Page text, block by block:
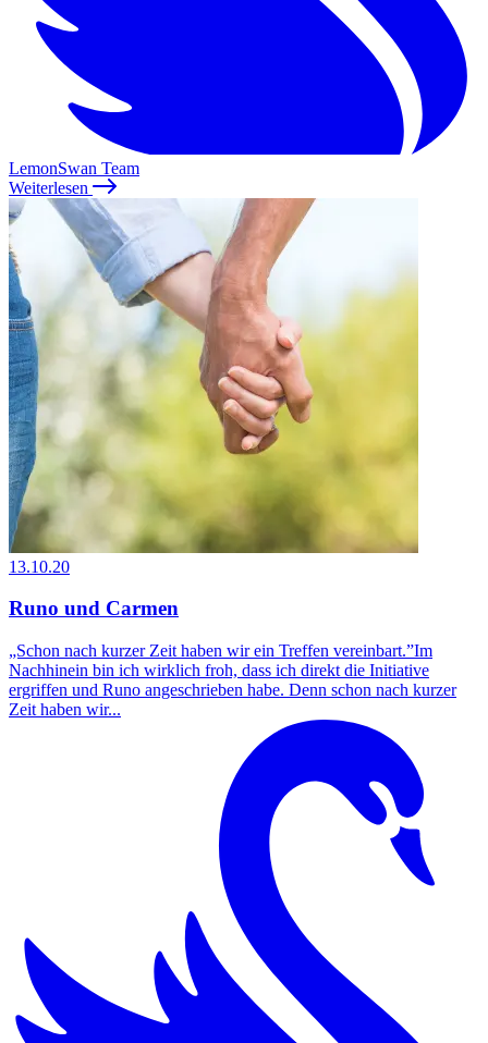
LemonSwan Team
Weiterlesen
13.10.20
Runo und Carmen
„Schon nach kurzer Zeit haben wir ein Treffen vereinbart.”Im
Nachhinein bin ich wirklich froh, dass ich direkt die Initiative
ergriffen und Runo angeschrieben habe. Denn schon nach kurzer
Zeit haben wir...